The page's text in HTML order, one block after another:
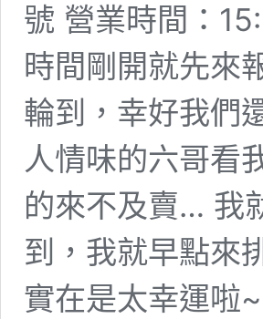
號 營業時間：
時間剛開就先來
輪到，幸好我們
人情味的六哥看
的來不及賣… 我
到，我就早點來
實在是太幸運啦